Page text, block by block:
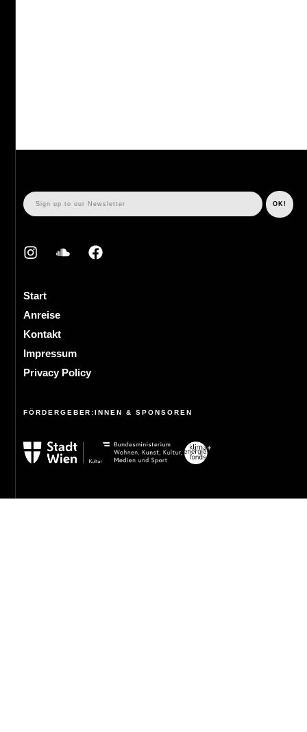
Start
Anreise
Kontakt
Impressum
Privacy Policy
FÖRDERGEBER:INNEN & SPONSOREN